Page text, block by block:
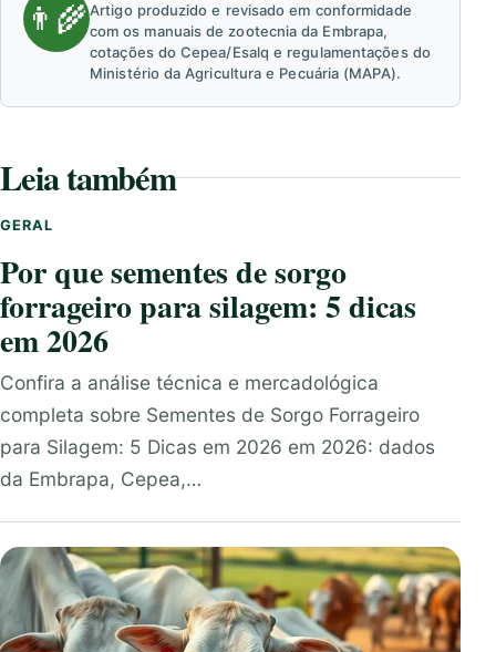
👨‍🌾Artigo produzido e revisado em conformidade
com os manuais de zootecnia da Embrapa,
cotações do Cepea/Esalq e regulamentações do
Ministério da Agricultura e Pecuária (MAPA).
Leia também
GERAL
Por que sementes de sorgo
forrageiro para silagem: 5 dicas
em 2026
Confira a análise técnica e mercadológica
completa sobre Sementes de Sorgo Forrageiro
para Silagem: 5 Dicas em 2026 em 2026: dados
da Embrapa, Cepea,…